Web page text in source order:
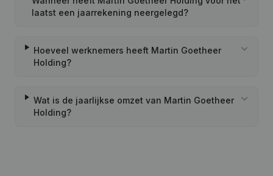
laatst een jaarrekening neergelegd?
Hoeveel werknemers heeft Martin Goetheer
Holding?
Wat is de jaarlijkse omzet van Martin Goetheer
Holding?